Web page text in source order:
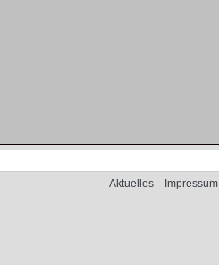
Aktuelles Impressum